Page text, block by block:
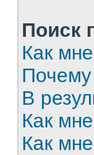
Поиск
Как
Почему
В
Как
Как